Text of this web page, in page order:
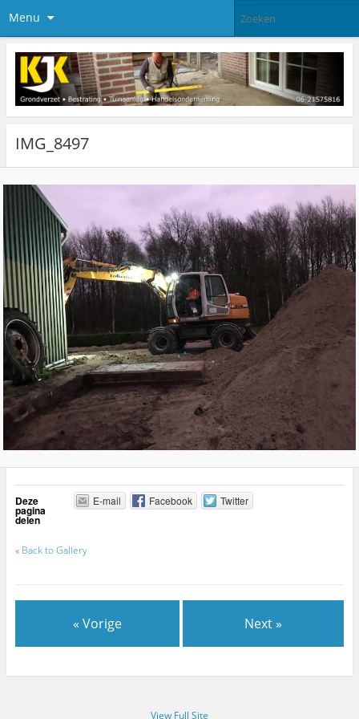
Menu
IMG_8497
Deze
pagina
delen
E-mail Facebook Twitter
« Back to Gallery
« Vorige Next »
View Full Site